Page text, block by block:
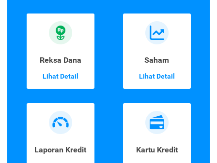
Reksa Dana
Lihat Detail
Saham
Lihat Detail
Laporan Kredit Kartu Kredit